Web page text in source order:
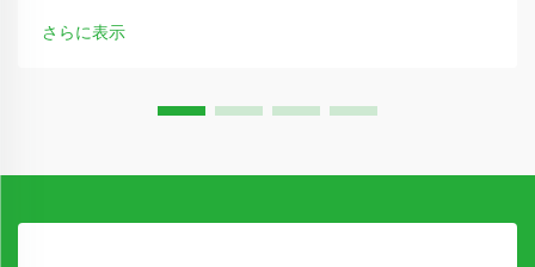
理の分野を革新してきた多用途なソリューションとして特に
注目されています…
さらに表示